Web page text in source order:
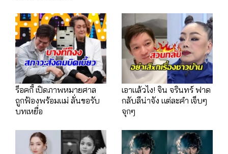
ร็อคกี้ เปิดภาพหมายศาล
ถูกฟ้องพร้อมแม่ ลั่นขอรับ
บทเหยื่อ
เอาแล้วไง! จิน จรินทร์ ฟาด
กลับลีน่าจัง แต่ละคำ เจ็บๆ
จุกๆ